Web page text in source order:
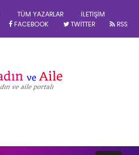
TÜM YAZARLAR
İLETIŞIM
FACEBOOK
TWITTER RSS